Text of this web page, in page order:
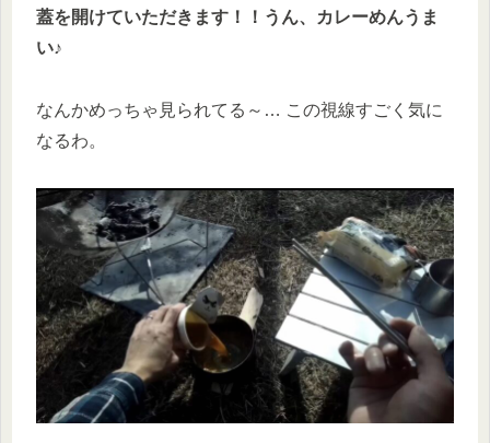
蓋を開けていただきます！！うん、カレーめんうま
い♪
なんかめっちゃ見られてる～… この視線すごく気に
なるわ。